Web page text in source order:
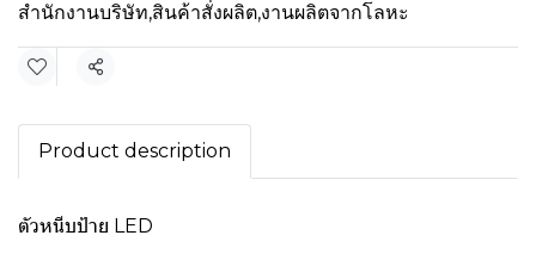
สำนักงานบริษัท,สินค้าสั่งผลิต,งานผลิตจากโลหะ
แชร์
Product description
ตัวหนีบป้าย LED